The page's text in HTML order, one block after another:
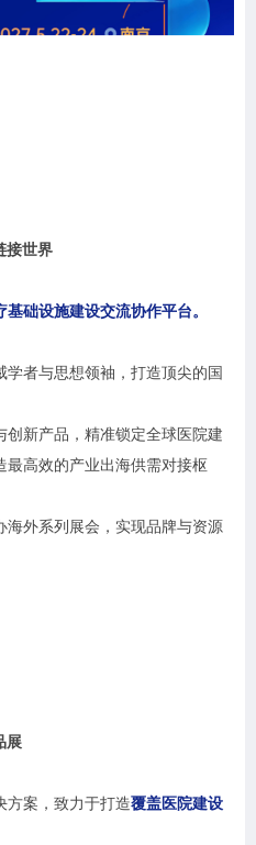
接世界
础设施建设交流协作平台。
者与思想领袖，打造顶尖的国
创新产品，精准锁定全球医院建
最高效的产业出海供需对接枢
海外系列展会，实现品牌与资源
展
方案，致力于打造覆盖医院建设